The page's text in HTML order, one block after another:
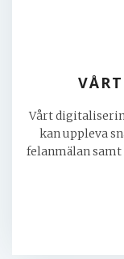
Vårt
kan uppleva
felanmälan samt